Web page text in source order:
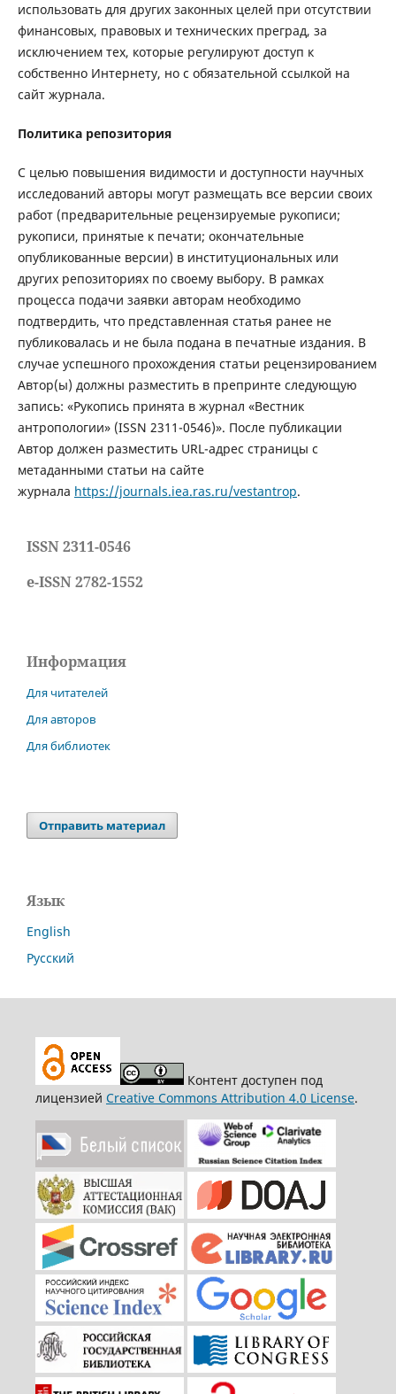
использовать для других законных целей при отсутствии
финансовых, правовых и технических преград, за
исключением тех, которые регулируют доступ к
собственно Интернету, но с обязательной ссылкой на
сайт журнала.
Политика репозитория
С целью повышения видимости и доступности научных
исследований авторы могут размещать все версии своих
работ (предварительные рецензируемые рукописи;
рукописи, принятые к печати; окончательные
опубликованные версии) в институциональных или
других репозиториях по своему выбору. В рамках
процесса подачи заявки авторам необходимо
подтвердить, что представленная статья ранее не
публиковалась и не была подана в печатные издания. В
случае успешного прохождения статьи рецензированием
Автор(ы) должны разместить в препринте следующую
запись: «Рукопись принята в журнал «Вестник
антропологии» (ISSN 2311-0546)». После публикации
Автор должен разместить URL-адрес страницы с
метаданными статьи на сайте
журнала https://journals.iea.ras.ru/vestantrop.
ISSN 2311-0546
e-ISSN 2782-1552
Информация
Для читателей
Для авторов
Для библиотек
Отправить материал
Язык
English
Русский
Контент доступен под
лицензией Creative Commons Attribution 4.0 License.